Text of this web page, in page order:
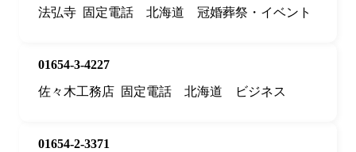
法弘寺 固定電話 北海道 冠婚葬祭・イベント
01654-3-4227
佐々木工務店 固定電話 北海道 ビジネス
01654-2-3371